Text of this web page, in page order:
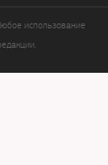
использование